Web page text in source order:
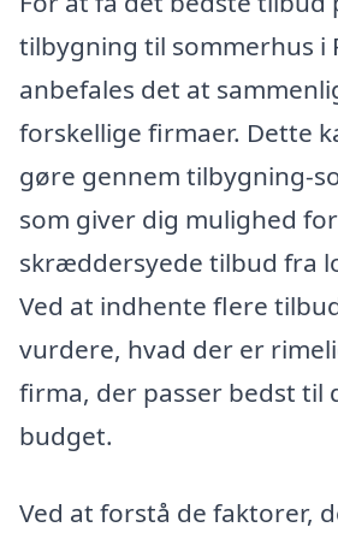
tilbygning til sommerhus i
anbefales det at
forskellige firmaer. Dette
gøre gennem tilbygning-
som giver dig mulighed
skræddersyede tilbud fra
Ved at indhente flere
vurdere, hvad der er
firma, der passer bedst til
budget.
Ved at forstå de faktorer,